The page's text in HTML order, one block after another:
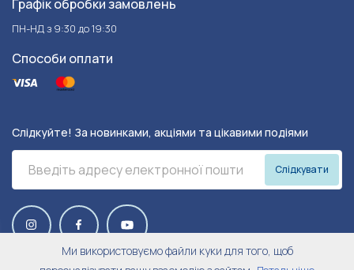
Графік обробки замовлень
ПН-НД з 9:30 до 19:30
Способи оплати
Слідкуйте! За новинками, акціями та цікавими подіями
Слідкувати
Ми використовуємо файли куки для того, щоб